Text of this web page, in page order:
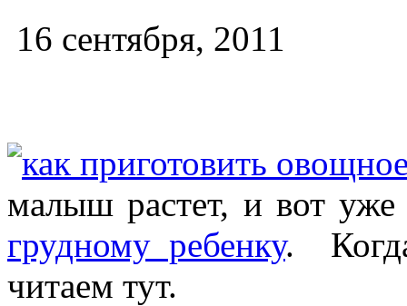
16 сентября, 2011
малыш растет, и вот
грудному ребенку.
читаем тут.